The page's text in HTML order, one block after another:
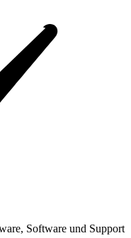
Software und Support